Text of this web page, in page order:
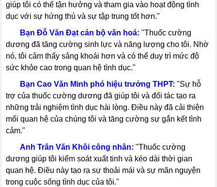
giúp tôi có thể tận hưởng và tham gia vào hoạt động tình
dục với sự hứng thú và sự tập trung tốt hơn."
Bạn Đỗ Văn Đạt cán bộ văn hoá: "Thuốc cường
dương đã tăng cường sinh lực và năng lượng cho tôi. Nhờ
nó, tôi cảm thấy sảng khoái hơn và có thể duy trì mức độ
sức khỏe cao trong quan hệ tình dục."
Bạn Cao Văn Minh phó hiệu trưởng THPT: "Sự hỗ
trợ của thuốc cường dương đã giúp tôi và đối tác tạo ra
những trải nghiệm tình dục hài lòng. Điều này đã cải thiện
mối quan hệ của chúng tôi và tăng cường sự gắn kết tình
cảm."
Anh Trân Văn Khôi công nhân: "Thuốc cường
dương giúp tôi kiểm soát xuất tinh và kéo dài thời gian
quan hệ. Điều này tạo ra sự thoải mái và sự mãn nguyện
trong cuộc sống tình dục của tôi."